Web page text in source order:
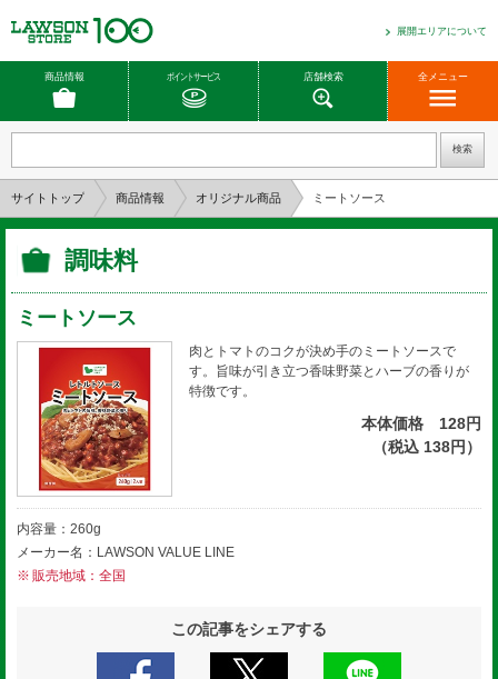
展開エリアについて
商品情報 ポイントサービス 店舗検索 全メニュー
サイトトップ 商品情報 オリジナル商品 ミートソース
調味料
ミートソース
肉とトマトのコクが決め手のミートソースで
す。旨味が引き立つ香味野菜とハーブの香りが
特徴です。
本体価格 128円
（税込 138円）
内容量：260g
メーカー名：LAWSON VALUE LINE
販売地域：全国
この記事をシェアする